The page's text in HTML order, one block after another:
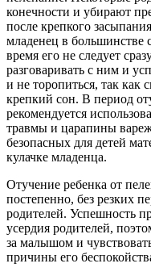
конечности и убирают
после крепкого
младенец в большинстве
время его не следует
разговаривать с ним и
и не торопиться, так как
крепкий сон. В период
рекомендуется
травмы и царапины
безопасных для детей
кулачке младенца.
Отучение ребенка от
постепенно, без резких
родителей. Успешность
усердия родителей,
за малышом и
причины его